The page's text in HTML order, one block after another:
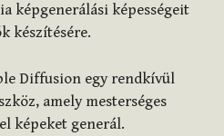
képgenerálási képességeit
készítésére.
Diffusion egy rendkívül
amely mesterséges
képeket generál.